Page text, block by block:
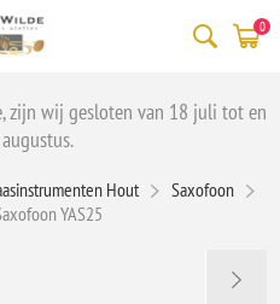
0
zijn wij gesloten van 18 juli tot en
Hout
Saxofoon
YAS25